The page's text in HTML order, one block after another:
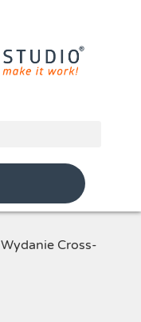
Wydanie Cross-